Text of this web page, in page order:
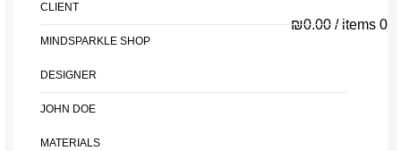
0
items
/
₪0.00
CLIENT
MINDSPARKLE SHOP
DESIGNER
JOHN DOE
MATERIALS